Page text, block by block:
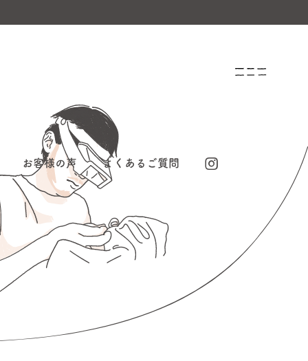
お客様の声 よくあるご質問